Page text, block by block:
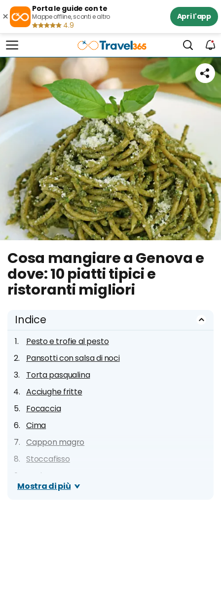
×
Porta le guide con te
Mappe offline, sconti e altro
4.9
Apri l'app
Cosa mangiare a Genova e
dove: 10 piatti tipici e
ristoranti migliori
Indice
Pesto e trofie al pesto
Pansotti con salsa di noci
Torta pasqualina
Acciughe fritte
Focaccia
Cima
Cappon magro
Stoccafisso
Panissa
Farinata
Mostra di più